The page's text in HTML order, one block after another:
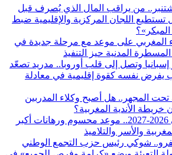
انتخابات 23 شتنبر.. من يراقب المال الذي يُصرف قبل
تستطيع اللجان المركزية والإقليمية ضبط
المبكر»؟
المغربي على موعد مع مرحلة جديدة في
المدنية حيز التنفيذ
إسبانيا وتصل إلى قلب أوروبا.. مدريد تصعّد
يفرض نفسه كقوة إقليمية في معادلة
المجهر.. هل أصبح وكلاء المدربين
خريطة الأندية المغربية؟
الدخول المدرسي 2026-2027.. موعد محسوم ورهانات أكبر
والأسر والتلاميذ
شوكي رئيس حزب التجمع الوطني